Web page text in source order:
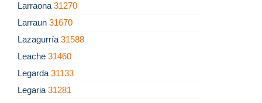
Larraona 31270
Larraun 31670
Lazagurría 31588
Leache 31460
Legarda 31133
Legaria 31281